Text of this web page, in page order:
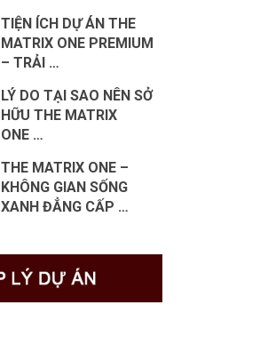
TIỆN ÍCH DỰ ÁN THE
MATRIX ONE PREMIUM
– TRẢI …
LÝ DO TẠI SAO NÊN SỞ
HỮU THE MATRIX
ONE …
THE MATRIX ONE –
KHÔNG GIAN SỐNG
XANH ĐẲNG CẤP …